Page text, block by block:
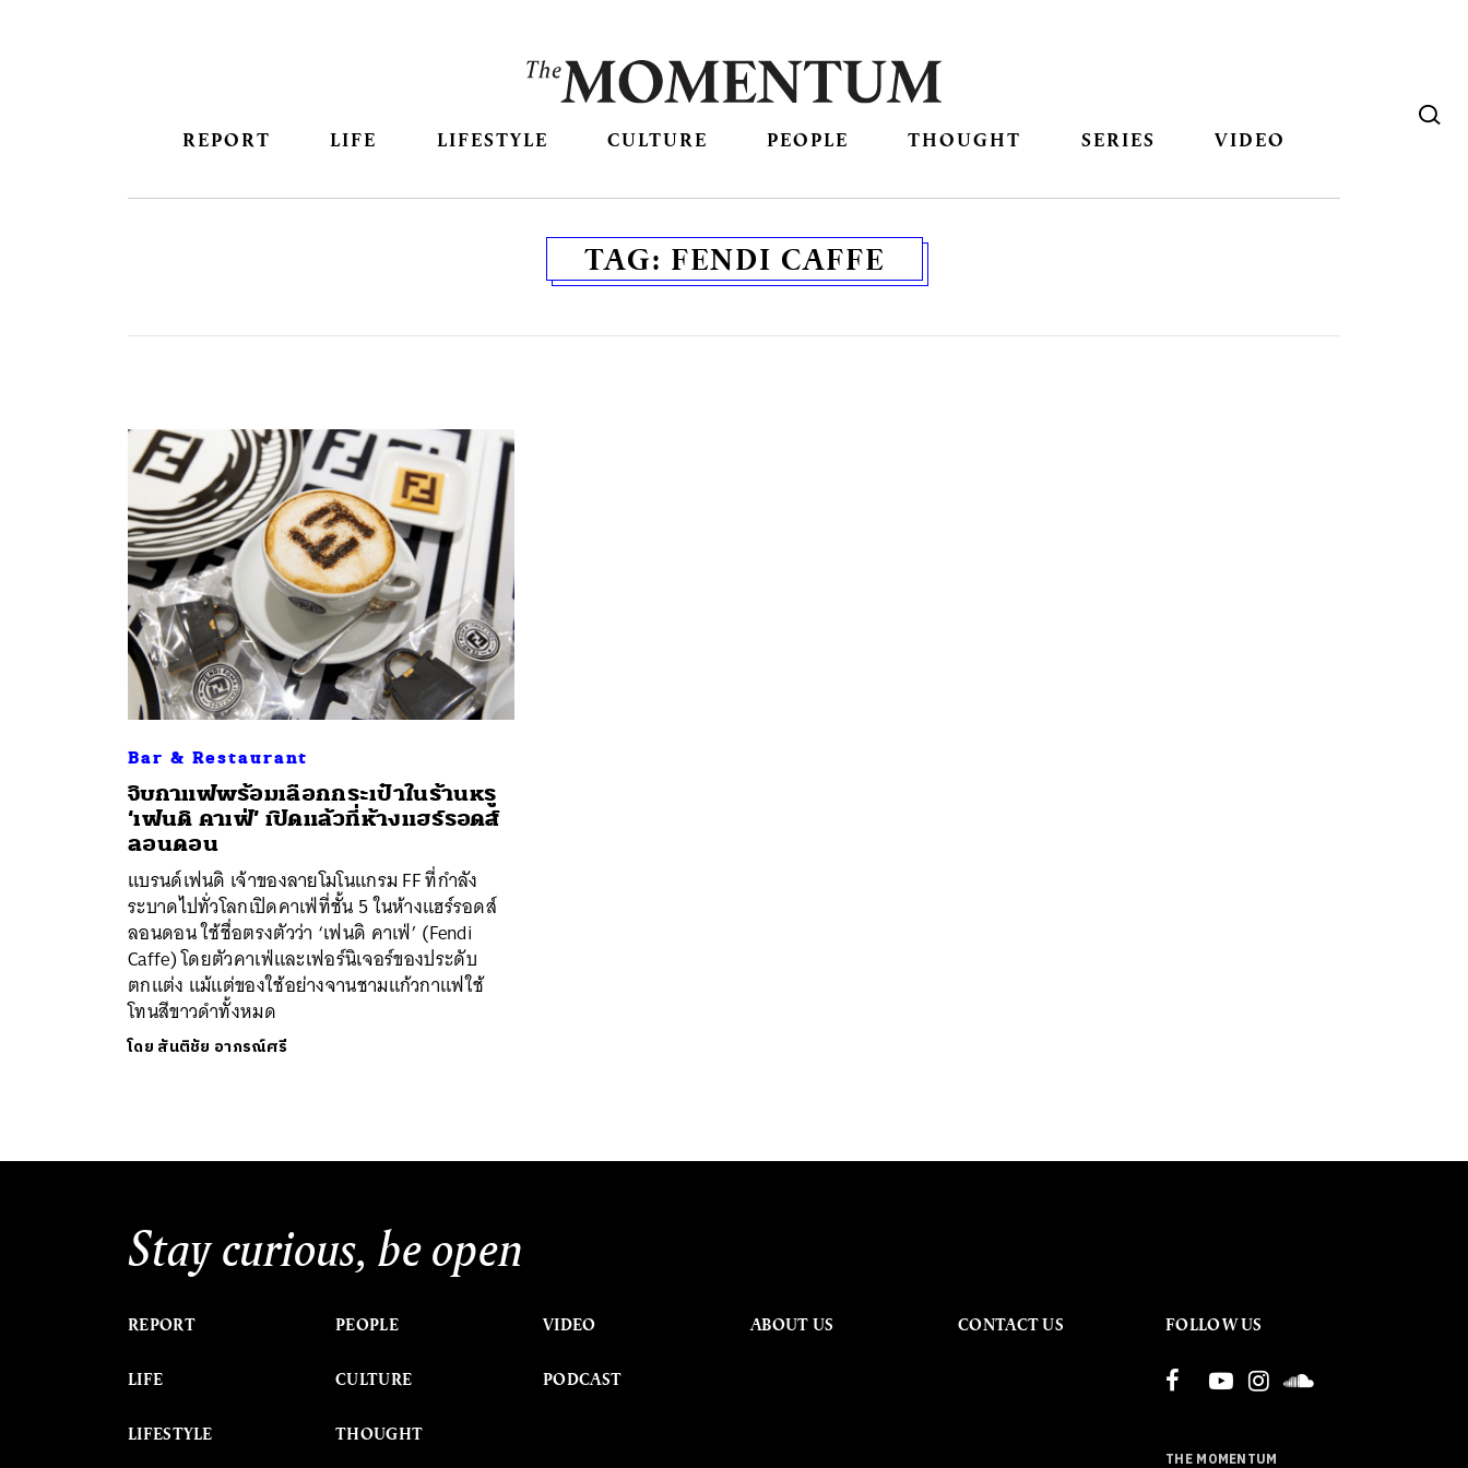
REPORT LIFE LIFESTYLE CULTURE PEOPLE THOUGHT SERIES VIDEO
TAG: FENDI CAFFE
Bar & Restaurant
จิบกาแฟพร้อมเลือกกระเป๋าในร้านหรู
‘เฟนดิ คาเฟ่’ เปิดแล้วที่ห้างแฮร์รอดส์
ลอนดอน
แบรนด์เฟนดิ เจ้าของลายโมโนแกรม FF ที่กำลัง
ระบาดไปทั่วโลกเปิดคาเฟ่ที่ชั้น 5 ในห้างแฮร์รอดส์
ลอนดอน ใช้ชื่อตรงตัวว่า ‘เฟนดิ คาเฟ่’ (Fendi
Caffe) โดยตัวคาเฟ่และเฟอร์นิเจอร์ของประดับ
ตกแต่ง แม้แต่ของใช้อย่างจานชามแก้วกาแฟใช้
โทนสีขาวดำทั้งหมด
โดย สันติชัย อาภรณ์ศรี
Stay curious, be open
REPORT
LIFE
LIFESTYLE
PEOPLE
CULTURE
THOUGHT
VIDEO
PODCAST
ABOUT US CONTACT US FOLLOW US
THE MOMENTUM
ค้นหา